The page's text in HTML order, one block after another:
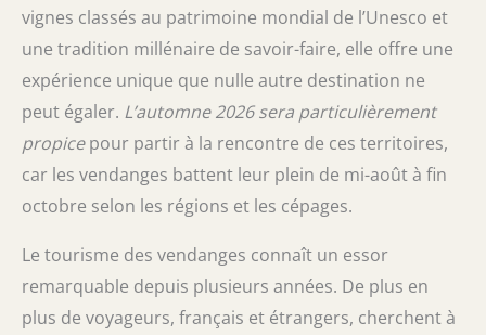
vignes classés au patrimoine mondial de l’Unesco et
une tradition millénaire de savoir-faire, elle offre une
expérience unique que nulle autre destination ne
peut égaler. L’automne 2026 sera particulièrement
propicepour partir à la rencontre de ces territoires,
car les vendanges battent leur plein de mi-août à fin
octobre selon les régions et les cépages.
Le tourisme des vendanges connaît un essor
remarquable depuis plusieurs années. De plus en
plus de voyageurs, français et étrangers, cherchent à